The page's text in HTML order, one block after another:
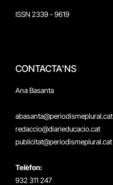
ISSN 2339 - 9619
CONTACTA'NS
Ana Basanta
abasanta@periodismeplural.cat
redaccio@diarieducacio.cat
publicitat@periodismeplural.cat
Telèfon:
932 311 247